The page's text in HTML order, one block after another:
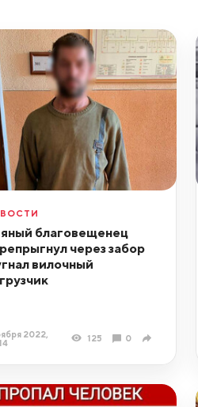
благовещенец
через забор
вилочный
2022,
125 0